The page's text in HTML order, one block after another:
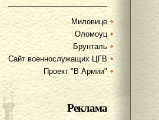
Миловице
Оломоуц
Брунталь
Сайт военнослужащих ЦГВ
Проект "В Армии"
Реклама